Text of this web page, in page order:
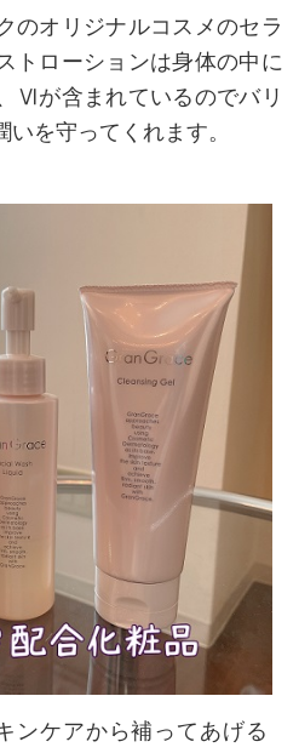
のオリジナルコスメのセラ
トローションは身体の中に
Ⅵが含まれているのでバリ
を守ってくれます。
ンケアから補ってあげる